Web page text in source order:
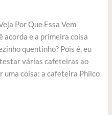
Por Que Essa Vem
acorda e a primeira coisa
quentinho? Pois é, eu
várias cafeteiras ao
uma coisa: a cafeteira Philco